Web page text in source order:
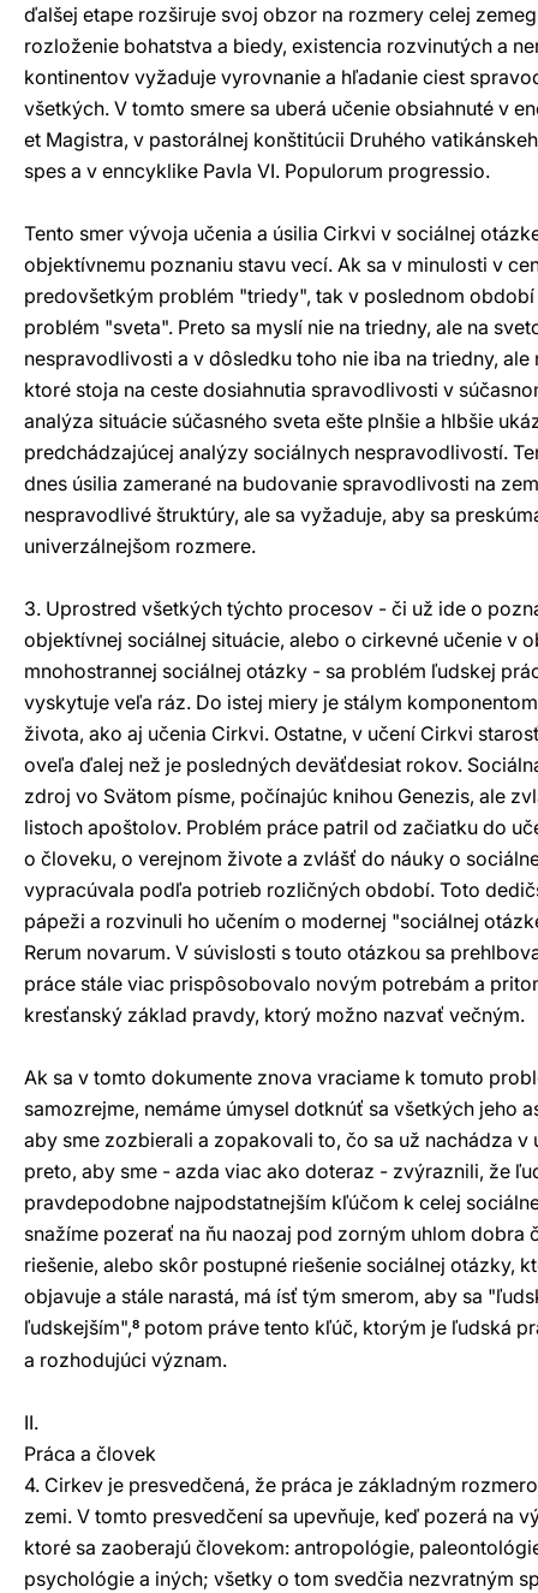
ďalšej etape rozširuje svoj obzor na rozmery celej
rozloženie bohatstva a biedy, existencia rozvinutých a
kontinentov vyžaduje vyrovnanie a hľadanie ciest
všetkých. V tomto smere sa uberá učenie obsiahnuté v
et Magistra, v pastorálnej konštitúcii Druhého
spes a v enncyklike Pavla VI. Populorum progressio.
Tento smer vývoja učenia a úsilia Cirkvi v sociálnej
objektívnemu poznaniu stavu vecí. Ak sa v minulosti v
predovšetkým problém "triedy", tak v poslednom
problém "sveta". Preto sa myslí nie na triedny, ale na
nespravodlivosti a v dôsledku toho nie iba na triedny,
ktoré stoja na ceste dosiahnutia spravodlivosti v
analýza situácie súčasného sveta ešte plnšie a hlbšie
predchádzajúcej analýzy sociálnych nespravodlivostí.
dnes úsilia zamerané na budovanie spravodlivosti na
nespravodlivé štruktúry, ale sa vyžaduje, aby sa
univerzálnejšom rozmere.
3. Uprostred všetkých týchto procesov - či už ide o
objektívnej sociálnej situácie, alebo o cirkevné učenie v
mnohostrannej sociálnej otázky - sa problém ľudskej
vyskytuje veľa ráz. Do istej miery je stálym
života, ako aj učenia Cirkvi. Ostatne, v učení Cirkvi
oveľa ďalej než je posledných deväťdesiat rokov.
zdroj vo Svätom písme, počínajúc knihou Genezis, ale
listoch apoštolov. Problém práce patril od začiatku do
o človeku, o verejnom živote a zvlášť do náuky o
vypracúvala podľa potrieb rozličných období. Toto
pápeži a rozvinuli ho učením o modernej "sociálnej
Rerum novarum. V súvislosti s touto otázkou sa
práce stále viac prispôsobovalo novým potrebám a
kresťanský základ pravdy, ktorý možno nazvať večným.
Ak sa v tomto dokumente znova vraciame k tomuto
samozrejme, nemáme úmysel dotknúť sa všetkých jeho
aby sme zozbierali a zopakovali to, čo sa už nachádza v
preto, aby sme - azda viac ako doteraz - zvýraznili, že
pravdepodobne najpodstatnejším kľúčom k celej
snažíme pozerať na ňu naozaj pod zorným uhlom dobra
riešenie, alebo skôr postupné riešenie sociálnej otázky,
objavuje a stále narastá, má ísť tým smerom, aby sa
ľudskejším",8 potom práve tento kľúč, ktorým je ľudská
a rozhodujúci význam.
II.
Práca a človek
4. Cirkev je presvedčená, že práca je základným
zemi. V tomto presvedčení sa upevňuje, keď pozerá na
ktoré sa zaoberajú človekom: antropológie,
psychológie a iných; všetky o tom svedčia nezvratným